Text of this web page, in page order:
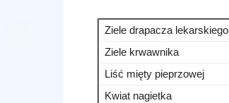
Ziele drapacza lekarskiego
Ziele krwawnika
Liść mięty pieprzowej
Kwiat nagietka